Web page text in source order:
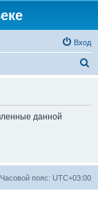
Вход
данной
Часовой пояс: UTC+03:00